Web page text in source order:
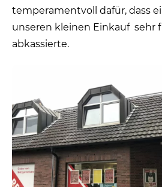
temperamentvoll dafür, dass
unseren kleinen Einkauf sehr
abkassierte.